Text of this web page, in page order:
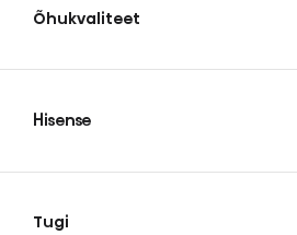
Õhukvaliteet
Hisense
Tugi